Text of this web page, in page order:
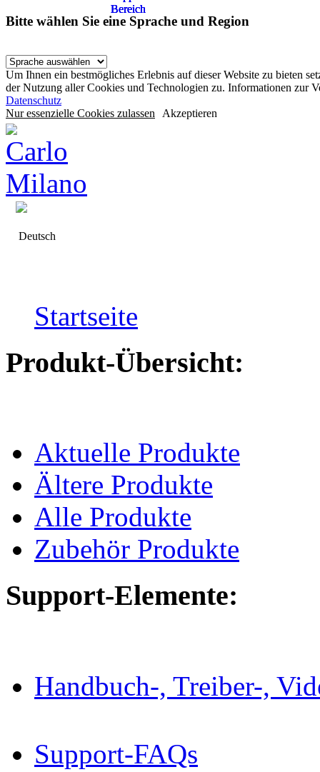
Bitte wählen Sie eine Sprache und Region
Um Ihnen ein bestmögliches Erlebnis auf dieser Website zu bieten
der Nutzung aller Cookies und Technologien zu. Informationen zur
Datenschutz
Nur essenzielle Cookies zulassen Akzeptieren
Deutsch
Startseite
Produkt-Übersicht:
Aktuelle Produkte
Ältere Produkte
Alle Produkte
Zubehör Produkte
Support-Elemente:
Handbuch-, Treiber-,
Support-FAQs
Bereich
Bereich
Bereich
Bereich